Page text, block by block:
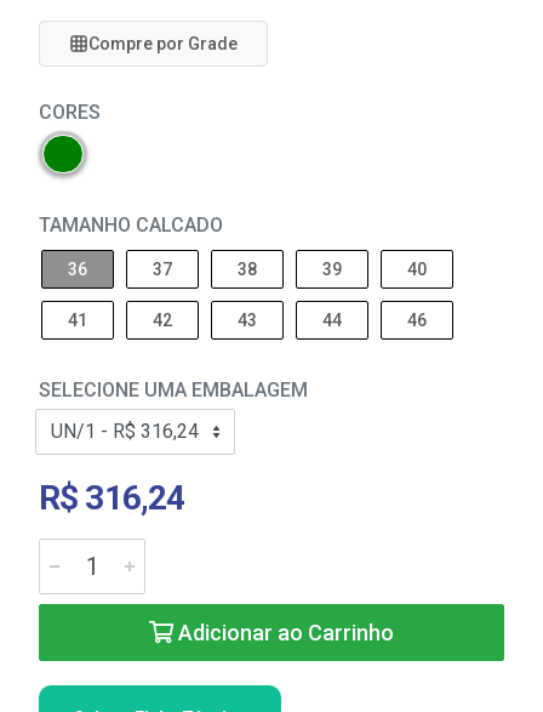
Compre por Grade
CORES
TAMANHO CALCADO
36 37 38 39 40
41 42 43 44 46
SELECIONE UMA EMBALAGEM
R$ 316,24
Adicionar ao Carrinho